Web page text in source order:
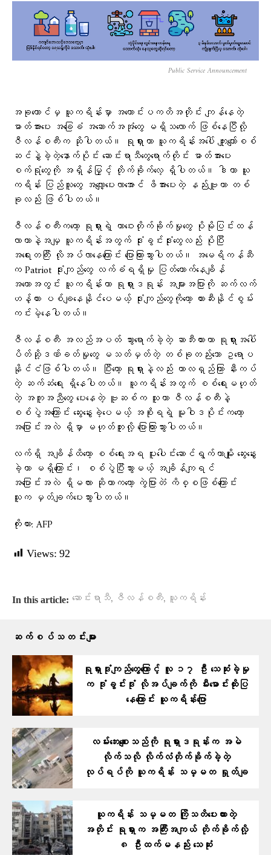
Public Service Announcement
အခုတောင်မှ ယူကရိန်းမှာ အကောင်းပကတိအတိုင်း ကျန်နေတဲ့
ဓာတ်အားပေး အခြေခံ အဆောက်အအုံတွေ မရှိသလောက် ဖြစ်နေပြီလို့
ဇီလန်စကီးက ဆိုပါတယ်။ ရုရှားဟာ ယူကရိန်းအပေါ် ကျူးကျော်စစ်
ဆင်နွှဲခဲ့တဲ့နောက်ပိုင်း ဆောင်းရာသီတွေရောက်တိုင်း ဓာတ်အားပေး
စက်ရုံတွေကို အရှိန်မြှင့် တိုက်ခိုက်လေ့ ရှိပါတယ်။ ဒါဟာ ယူ
ကရိန်း ပြည်သူတွေ အလျှော့ပေးလာအောင် ဖိအားပေးတဲ့ နည်းဗျူဟာ တစ်
ခုလည်း ဖြစ်ပါတယ်။
ဇီလန်စကီးကတော့ ရုရှားရဲ့ တာဝေးတိုက်ခိုက်မှုတွေ ပိုမိုပြင်းထန်
လာတာနဲ့အမျှ ယူကရိန်းအတွက် ဒုံးခွင်းဒုံးတွေလည်း ပိုပြီး
အရေးတကြီး လိုအပ်လာနေကြောင်း ပြောကြားသွားပါတယ်။ အမေရိကန်ဆီ
က Patriot ဒုံးကျည်တွေ လက်ခံရရှိမှု ပြတ်တောက်နေချိန်
အတောအတွင်း ယူကရိန်းဟာ ရုရှားဒရုန်း အများအပြားကို ဆက်လက်
ဟန့်တား ပစ်ချနေနိုင်ပေမယ့် ဒုံးကျည်တွေကိုတော့ တားဆီးနိုင်စွမ်း
ကင်းမဲ့နေပါတယ်။
ဇီလန်စကီး အလည်အပတ် သွားရောက်ခဲ့တဲ့ ဆာဘီးယားဟာ ရုရှားအပေါ်
ပိတ်ဆို့ဒဏ်ခတ်မှုတွေ မသတ်မှတ်တဲ့ တစ်ခုတည်းသော ဥရောပ
နိုင်ငံဖြစ်ပါတယ်။ ပြီးတော့ ရုရှားနဲ့လည်း ကာလရှည်ကြာ နီးကပ်
တဲ့ ဆက်ဆံရေး ရှိနေပါတယ်။ ယူကရိန်းအတွက် စစ်ရေးမဟုတ်
တဲ့ အကူအညီတွေ ပေးနေတဲ့ ဗူဆစ်က သူဟာ ဇီလန်စကီးနဲ့
စစ်ပွဲအကြောင်း ဆွေးနွေးခဲ့ပေမယ့် အစိုးရရဲ့ မူဝါဒပိုင်းကတော့
အပြောင်းအလဲ ရှိမှာ မဟုတ်ဘူးလို့ ပြောကြားသွားပါတယ်။
လက်ရှိ အချိန်ထိတော့ စစ်ရေးအရ ပူးပေါင်းဆောင်ရွက်တာမျိုး ဆွေးနွေး
ခဲ့တာ မရှိကြောင်း၊ စစ်ပွဲပြီးသွားမယ့် အချိန်ကျရင်
အပြောင်းအလဲ ရှိမလား ဆိုတာကတော့ ကွဲပြားတဲံ ကိစ္စဖြစ်ကြောင်း
သူက မှတ်ချက်ပေးသွားပါတယ်။
ကိုးကား: AFP
Views: 92
In this article: ဆောင်းရာသီ, ဇီလန်စကီး, ယူကရိန်း
ဆက်စပ်သတင်းများ
ရုရှားဒုံးကျည်တွေကြောင့် လူ ၁၇ ဦး သေဆုံးခဲ့မှု
က ဒုံးခွင်းဒုံး လိုအပ်ချက်ကို မီးမောင်းထိုးပြ
နေကြောင်း ယူကရိန်းပြော
လမ်းဘေးစျေးသည်ကို ရုရှားဒရုန်းက အမဲ
လိုက်သလို လိုက်လံတိုက်ခိုက်ခဲ့တဲ့
လုပ်ရပ်ကို ယူကရိန်း သမ္မတ ရှုတ်ချ
ယူကရိန်း သမ္မတ ကြိုသတိပေးထားတဲ့
အတိုင်း ရုရှားက အကြီးအကျယ် တိုက်ခိုက်လို့
၈ ဦးထက်မနည်း သေဆုံး